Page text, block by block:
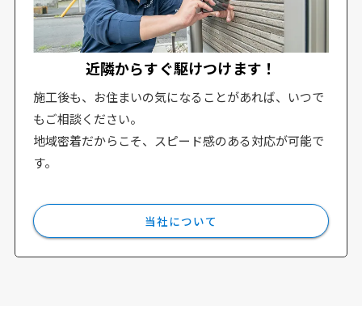
近隣からすぐ駆けつけます！
施工後も、お住まいの気になることがあれば、いつで
もご相談ください。
地域密着だからこそ、スピード感のある対応が可能で
す。
当社について